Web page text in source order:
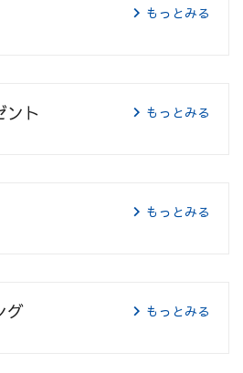
もっとみる
ント もっとみる
もっとみる
グ もっとみる